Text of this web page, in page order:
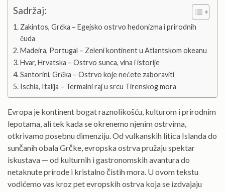
Sadržaj:
Zakintos, Grčka – Egejsko ostrvo hedonizma i prirodnih
čuda
Madeira, Portugal – Zeleni kontinent u Atlantskom okeanu
Hvar, Hrvatska – Ostrvo sunca, vina i istorije
Santorini, Grčka – Ostrvo koje nećete zaboraviti
Ischia, Italija – Termalni raj u srcu Tirenskog mora
Evropa je kontinent bogat raznolikošću, kulturom i prirodnim
lepotama, ali tek kada se okrenemo njenim ostrvima,
otkrivamo posebnu dimenziju. Od vulkanskih litica Islanda do
sunčanih obala Grčke, evropska ostrva pružaju spektar
iskustava — od kulturnih i gastronomskih avantura do
netaknute prirode i kristalno čistih mora. U ovom tekstu
vodićemo vas kroz pet evropskih ostrva koja se izdvajaju